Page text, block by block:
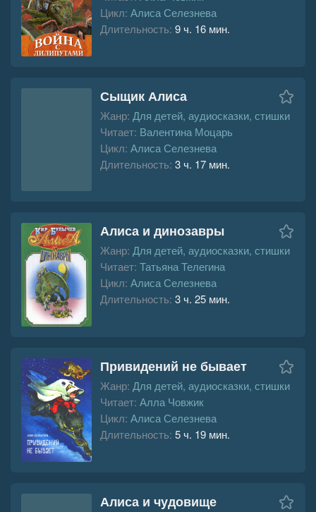
Цикл: Алиса Селезнева
Длительность: 9 ч. 16 мин.
Сыщик Алиса
Жанр: Для детей, аудиосказки, стишки
Читает: Валентина Моцарь
Цикл: Алиса Селезнева
Длительность: 3 ч. 17 мин.
Алиса и динозавры
Жанр: Для детей, аудиосказки, стишки
Читает: Татьяна Телегина
Цикл: Алиса Селезнева
Длительность: 3 ч. 25 мин.
Привидений не бывает
Жанр: Для детей, аудиосказки, стишки
Читает: Алла Човжик
Цикл: Алиса Селезнева
Длительность: 5 ч. 19 мин.
Алиса и чудовище